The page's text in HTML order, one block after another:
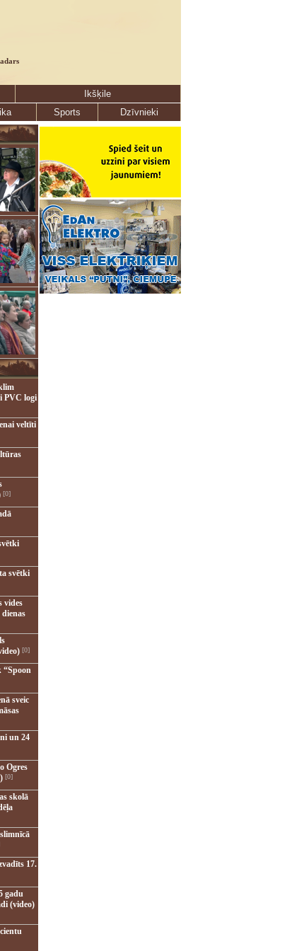
Ikšķile
Sports
Dzīvnieki
PVC logi
veltīti
[0]
svētki
vides
[0]
“Spoon
sveic
un 24
Ogres
[0]
skolā
17.
gadu
(video)